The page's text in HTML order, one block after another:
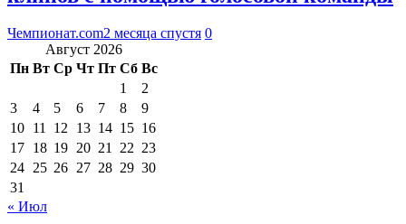
Чемпионат.com2 месяца спустя 0
Август 2026
Пн Вт Ср Чт Пт Сб Вс
1
2
3
4 5 6 7 8
9
10 11 12 13 14 15 16
17 18 19 20 21 22 23
24 25 26 27 28 29 30
31
« Июл